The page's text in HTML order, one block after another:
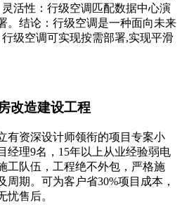
活性：行级空调匹配数据中心演
。结论：行级空调是一种面向未来
级空调可实现按需部署,实现平滑
改造建设工程
有资深设计师领衔的项目专案小
经理9名，15年以上从业经验弱电
工队伍，工程绝不外包，严格施
周期。可为客户省30%项目成本，
忧售后。